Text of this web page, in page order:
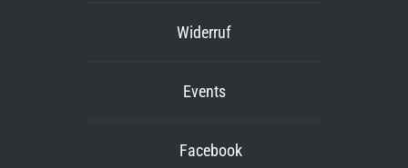
Widerruf
Events
Facebook